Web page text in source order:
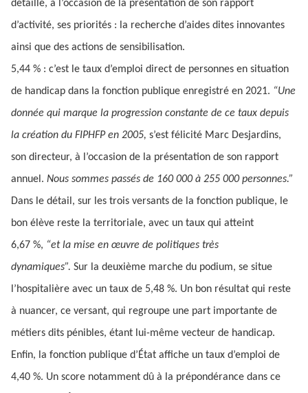
détaillé, à l’occasion de la présentation de son rapport
d’activité, ses priorités : la recherche d’aides dites innovantes
ainsi que des actions de sensibilisation.
5,44 % : c’est le taux d’emploi direct de personnes en situation
de handicap dans la fonction publique enregistré en 2021. “Une
donnée qui marque la progression constante de ce taux depuis
la création du FIPHFP en 2005, s’est félicité Marc Desjardins,
son directeur, à l’occasion de la présentation de son rapport
annuel. Nous sommes passés de 160 000 à 255 000 personnes.”
Dans le détail, sur les trois versants de la fonction publique, le
bon élève reste la territoriale, avec un taux qui atteint
6,67 %, “et la mise en œuvre de politiques très
dynamiques”. Sur la deuxième marche du podium, se situe
l’hospitalière avec un taux de 5,48 %. Un bon résultat qui reste
à nuancer, ce versant, qui regroupe une part importante de
métiers dits pénibles, étant lui-même vecteur de handicap.
Enfin, la fonction publique d’État affiche un taux d’emploi de
4,40 %. Un score notamment dû à la prépondérance dans ce